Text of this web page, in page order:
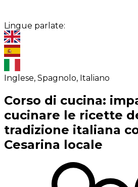
Lingue parlate:
Inglese, Spagnolo, Italiano
Corso di cucina:
cucinare le ricette
tradizione italiana
Cesarina locale